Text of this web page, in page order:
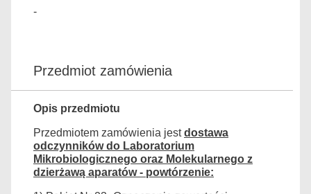
-
Przedmiot zamówienia
Opis przedmiotu
Przedmiotem zamówienia jestdostawa
odczynników do Laboratorium
Mikrobiologicznego oraz Molekularnego z
dzierżawą aparatów - powtórzenie: